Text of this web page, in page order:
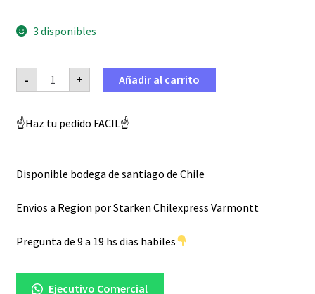
original
era:
$ 6.900.
es:
$ 4.830.
3 disponibles
-
Discos
embrague
Honda
CB1
+ Añadir al carrito
☝️Haz tu pedido FACIL☝️
Disponible bodega de santiago de Chile
Envios a Region por Starken Chilexpress Varmontt
Pregunta de 9 a 19 hs dias habiles
Ejecutivo Comercial